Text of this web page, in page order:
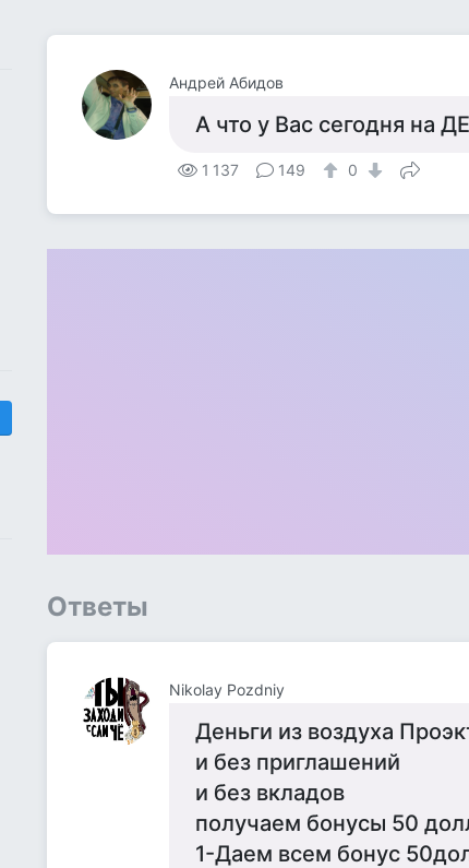
Андрей Абидов
А что у Вас сегодня на
1 137 149 0
Ответы
Nikolay Pozdniy
Деньги из воздуха
и без приглашений
и без вкладов
получаем бонусы 50
1-Даем всем бонус